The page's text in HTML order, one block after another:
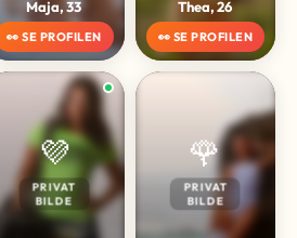
Maja, 33
👀 SE PROFILEN
Thea, 26
👀 SE PROFILEN
💜
PRIVAT
BILDE
🌹
PRIVAT
BILDE